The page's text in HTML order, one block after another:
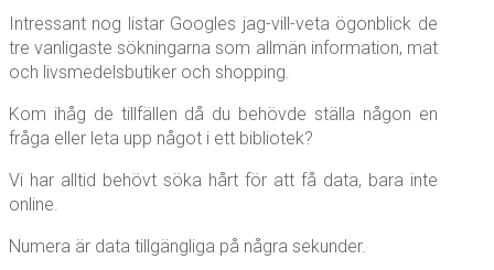
Intressant nog listar Googles jag-vill-veta ögonblick de
tre vanligaste sökningarna som allmän information, mat
och livsmedelsbutiker och shopping.
Kom ihåg de tillfällen då du behövde ställa någon en
fråga eller leta upp något i ett bibliotek?
Vi har alltid behövt söka hårt för att få data, bara inte
online.
Numera är data tillgängliga på några sekunder.